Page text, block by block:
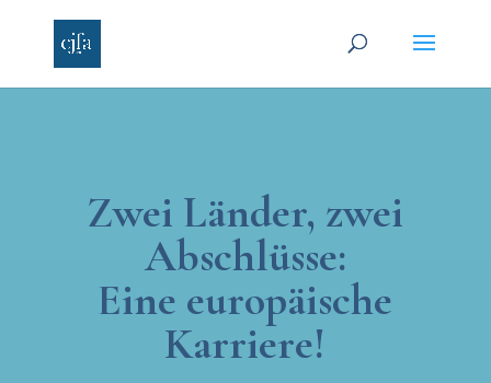
Zwei Länder, zwei
Abschlüsse:
Eine europäische
Karriere!